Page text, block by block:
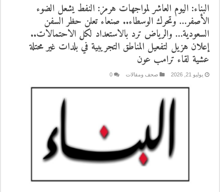
البناء: اليوم العاشر لمواجهات هرمز: النفط يشعل الضوء
الأصفر… وتحرك الوسطاء.. صنعاء تعلن حظر السفن
السعودية… والرياض ترد بالاستعداد لكل الاحتمالات..
إعلان هزيل لتفعيل المناطق التجريبية في بلدات غير محتلة
عشية لقاء ترامب عون
يوليو 21, 2026 صحف ومقالات 0